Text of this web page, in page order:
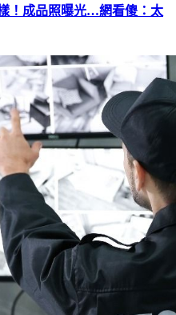
！成品照曝光…網看傻：太